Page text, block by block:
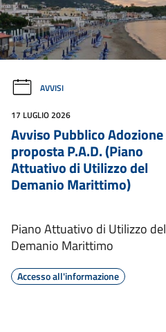
AVVISI
17 LUGLIO 2026
Avviso Pubblico Adozione
proposta P.A.D. (Piano
Attuativo di Utilizzo del
Demanio Marittimo)
Piano Attuativo di Utilizzo del
Demanio Marittimo
Accesso all'informazione